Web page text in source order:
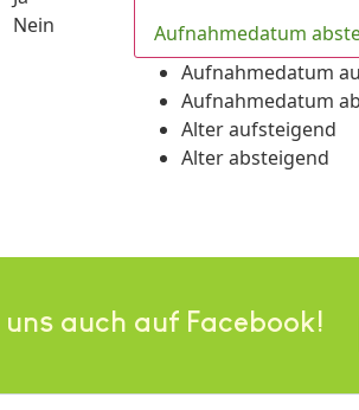
Nein
Aufnahmedatum
Aufnahmedatum
Aufnahmedatum
Alter aufsteigend
Alter absteigend
uns auch auf Facebook!